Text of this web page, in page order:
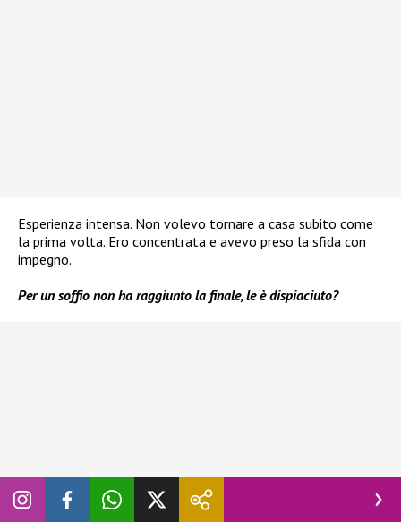
Esperienza intensa. Non volevo tornare a casa subito come
la prima volta. Ero concentrata e avevo preso la sfida con
impegno.
Per un soffio non ha raggiunto la finale, le è dispiaciuto?